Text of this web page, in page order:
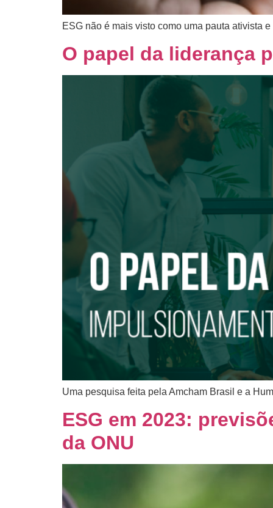
ESG não é mais visto como uma pauta ativista
O papel da liderança
Uma pesquisa feita pela Amcham Brasil e a
ESG em 2023:
da ONU